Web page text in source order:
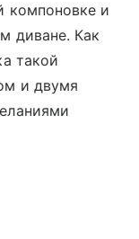
компоновке и
диване. Как
такой
и двумя